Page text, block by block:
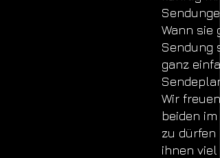
Wann sie
Sendung
ganz
Wir
beiden
zu dürfen
ihnen viel